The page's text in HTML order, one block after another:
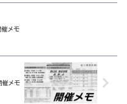
赤...
メモ
メモ